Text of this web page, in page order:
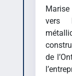
vers
de